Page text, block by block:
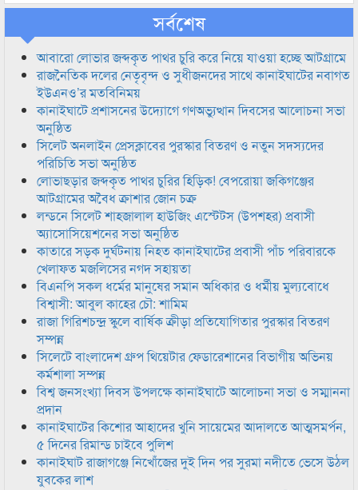
সর্বশেষ
আবারো লোভার জব্দকৃত পাথর চুরি করে নিয়ে যাওয়া হচ্ছে আটগ্রামে
রাজনৈতিক দলের নেতৃবৃন্দ ও সুধীজনদের সাথে কানাইঘাটের নবাগত
ইউএনও’র মতবিনিময়
কানাইঘাটে প্রশাসনের উদ্যোগে গণঅভ্যুত্থান দিবসের আলোচনা সভা
অনুষ্ঠিত
সিলেট অনলাইন প্রেসক্লাবের পুরস্কার বিতরণ ও নতুন সদস্যদের
পরিচিতি সভা অনুষ্ঠিত
লোভাছড়ার জব্দকৃত পাথর চুরির হিড়িক! বেপরোয়া জকিগঞ্জের
আটগ্রামের অবৈধ ক্রাশার জোন চক্র
লন্ডনে সিলেট শাহজালাল হাউজিং এস্টেটস (উপশহর) প্রবাসী
অ্যাসোসিয়েশনের সভা অনুষ্ঠিত
কাতারে সড়ক দুর্ঘটনায় নিহত কানাইঘাটের প্রবাসী পাঁচ পরিবারকে
খেলাফত মজলিসের নগদ সহায়তা
বিএনপি সকল ধর্মের মানুষের সমান অধিকার ও ধর্মীয় মুল্যবোধে
বিশ্বাসী: আবুল কাহের চৌ: শামিম
রাজা গিরিশচন্দ্র স্কুলে বার্ষিক ক্রীড়া প্রতিযোগিতার পুরস্কার বিতরণ
সম্পন্ন
সিলেটে বাংলাদেশ গ্রুপ থিয়েটার ফেডারেশানের বিভাগীয় অভিনয়
কর্মশালা সম্পন্ন
বিশ্ব জনসংখ্যা দিবস উপলক্ষে কানাইঘাটে আলোচনা সভা ও সম্মাননা
প্রদান
কানাইঘাটের কিশোর আহাদের খুনি সায়েমের আদালতে আত্মসমর্পন,
৫ দিনের রিমান্ড চাইবে পুলিশ
কানাইঘাট রাজাগঞ্জে নিখোঁজের দুই দিন পর সুরমা নদীতে ভেসে উঠল
যুবকের লাশ